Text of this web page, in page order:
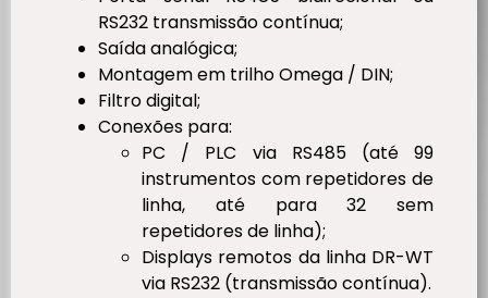
RS232 transmissão contínua;
Saída analógica;
Montagem em trilho Omega / DIN;
Filtro digital;
Conexões para:
PC / PLC via RS485 (até 99
instrumentos com repetidores de
linha, até para 32 sem
repetidores de linha);
Displays remotos da linha DR-WT
via RS232 (transmissão contínua).